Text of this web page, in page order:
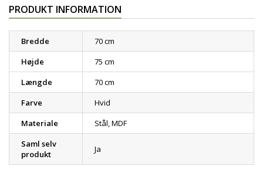
PRODUKT INFORMATION
Bredde
70 cm
Højde
75 cm
Længde
70 cm
Farve
Hvid
Materiale
Stål, MDF
Saml selv
produkt
Ja